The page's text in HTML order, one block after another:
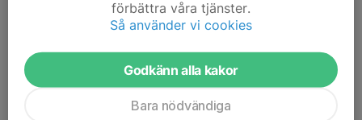
Fotbollsskola 5-9 augusti 2025
8 maj 2025
0 kommentarer
Fotbollsskolan är tisdag till fredag 10:00 till 15:00 för barn födda
förbättra våra tjänster.
Så använder vi cookies
Godkänn alla kakor
Bara nödvändiga